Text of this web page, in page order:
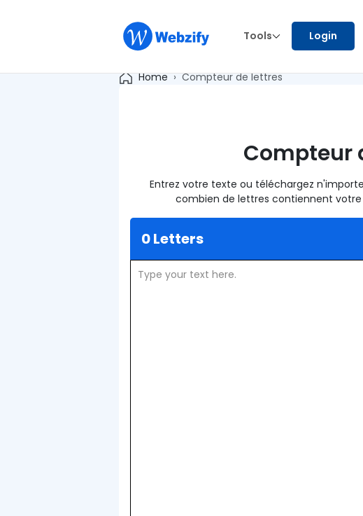
Tools Login
Home
Compteur de lettres
Compteur
Entrez votre texte ou téléchargez
combien de lettres contiennent
0 Letters